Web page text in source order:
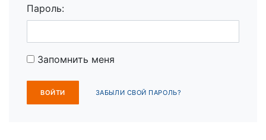
Пароль:
Запомнить меня
ЗАБЫЛИ СВОЙ ПАРОЛЬ?